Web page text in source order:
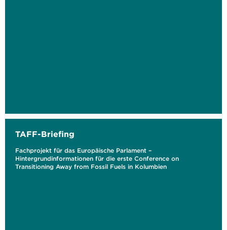
TAFF-Briefing
Fachprojekt für das Europäische Parlament –
Hintergrundinformationen für die erste Conference on
Transitioning Away from Fossil Fuels in Kolumbien